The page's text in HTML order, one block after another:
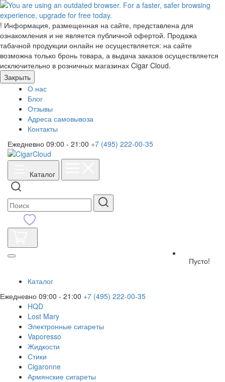
! Информация, размещенная на сайте, представлена для
ознакомления и не является публичной офертой. Продажа
табачной продукции онлайн не осуществляется: на сайте
возможна только бронь товара, а выдача заказов осуществляется
исключительно в розничных магазинах Cigar Cloud.
Закрыть
О нас
Блог
Отзывы
Адреса самовывоза
Контакты
Ежедневно 09:00 - 21:00 +7 (495) 222-00-35
Каталог
Пусто!
Каталог
Ежедневно 09:00 - 21:00 +7 (495) 222-00-35
HQD
Lost Mary
Электронные сигареты
Vaporesso
Жидкости
Стики
Cigaronne
Армянские сигареты